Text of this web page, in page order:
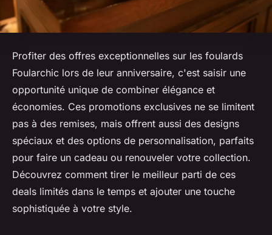
Profiter des offres exceptionnelles sur les foulards
Foularchic lors de leur anniversaire, c'est saisir une
opportunité unique de combiner élégance et
économies. Ces promotions exclusives ne se limitent
pas à des remises, mais offrent aussi des designs
spéciaux et des options de personnalisation, parfaits
pour faire un cadeau ou renouveler votre collection.
Découvrez comment tirer le meilleur parti de ces
deals limités dans le temps et ajouter une touche
sophistiquée à votre style.